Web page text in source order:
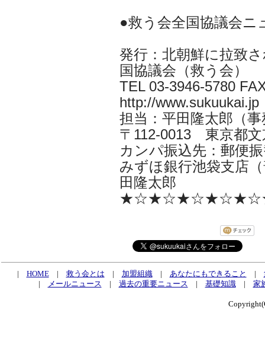
●救う会全国協議会ニ
発行：北朝鮮に拉致
国協議会（救う会）
TEL 03-3946-5780
http://www.sukuukai.jp
担当：平田隆太郎（
〒112-0013 東京都文
カンパ振込先：郵便
みずほ銀行池袋支店
田隆太郎
| HOME| 救う会とは | 加盟組織| あなたにもできること |
|
メールニュース | 過去の重要ニュース | 基礎知識| 家